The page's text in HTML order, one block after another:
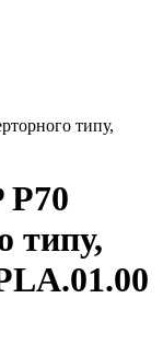
типу,
P70
типу,